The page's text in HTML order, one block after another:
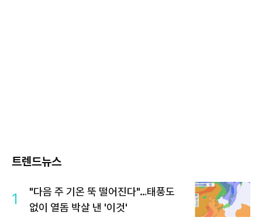
트렌드뉴스
1
"다음 주 기온 뚝 떨어진다"…태풍도
없이 열돔 박살 낸 '이것'